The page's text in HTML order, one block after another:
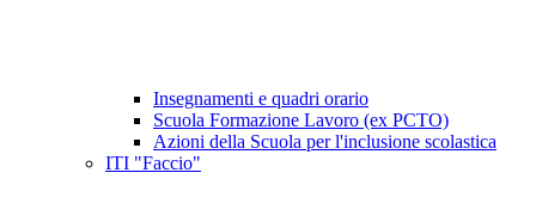
Insegnamenti e quadri orario
Scuola Formazione Lavoro (ex PCTO)
Azioni della Scuola per l'inclusione scolastica
ITI "Faccio"